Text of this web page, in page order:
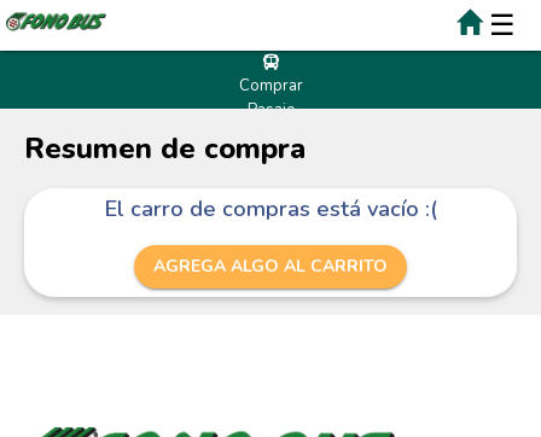
☰
Comprar
Pasaje
Resumen de compra
El carro de compras está vacío :(
AGREGA ALGO AL CARRITO